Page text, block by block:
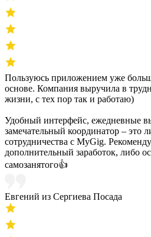
Пользуюсь приложением уже
основе. Компания выручила в
жизни, с тех пор так и работаю)
Удобный интерфейс, ежедневные
замечательный координатор – это
сотрудничества с MyGig.
дополнительный заработок, либо
самозанятого👍
Евгений из Сергиева Посада